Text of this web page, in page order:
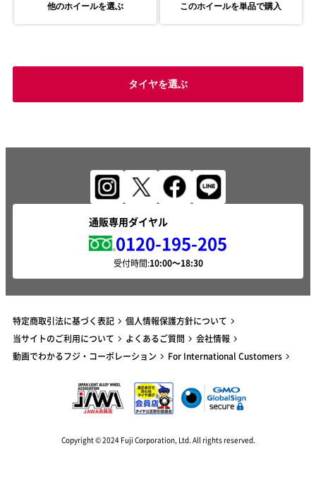
他のホイールを選ぶ このホイールを単品で購入
タイヤを選ぶ
通販専用ダイヤル
0120-195-205
受付時間:
特定商取引法に基づく表記
個人情報保護方針について
当サイトのご利用について
よくあるご質問
会社情報
動画でわかるフジ・コーポレーション
For International Customers
Copyright © 2024 Fuji Corporation, Ltd. All rights reserved.